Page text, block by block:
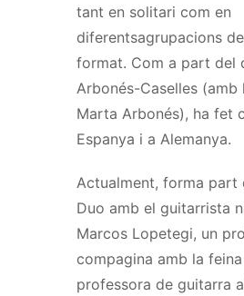
tant en solitari com en
diferentsagrupacions
format. Com a part del
Arbonés-Caselles (amb
Marta Arbonés), ha fet
Espanya i a Alemanya.
Actualment, forma part
Duo amb el guitarrista
Marcos Lopetegi, un
compagina amb la
professora de guitarra